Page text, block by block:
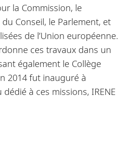
la Commission, le
Conseil, le Parlement, et
de l’Union européenne.
ces travaux dans un
également le Collège
2014 fut inauguré à
à ces missions, IRENE